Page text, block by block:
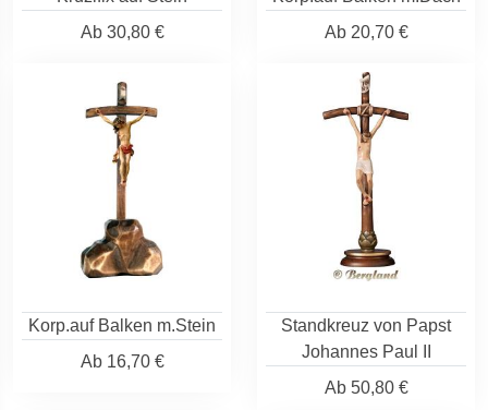
Ab30,80 €
Ab20,70 €
Korp.auf Balken m.Stein
Ab16,70 €
Standkreuz von Papst
Johannes Paul II
Ab50,80 €